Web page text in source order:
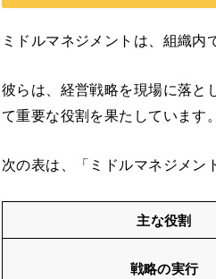
ミドルマネジメントは、組織内
彼らは、経営戦略を現場に落と
て重要な役割を果たしています。
次の表は、「ミドルマネジメン
主な役割
戦略の実行